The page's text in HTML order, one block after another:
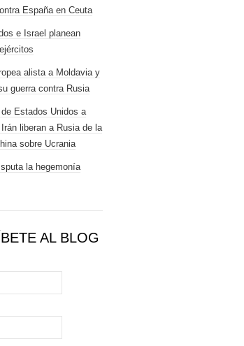
España en Ceuta
e Israel planean
alista a Moldavia y
guerra contra Rusia
Estados Unidos a
liberan a Rusia de la
sobre Ucrania
la hegemonía
AL BLOG